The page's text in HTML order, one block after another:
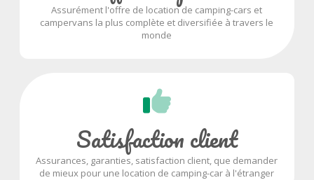
Assurément l'offre de location de camping-cars et
campervans la plus complète et diversifiée à travers le
monde
Satisfaction client
Assurances, garanties, satisfaction client, que demander
de mieux pour une location de camping-car à l'étranger